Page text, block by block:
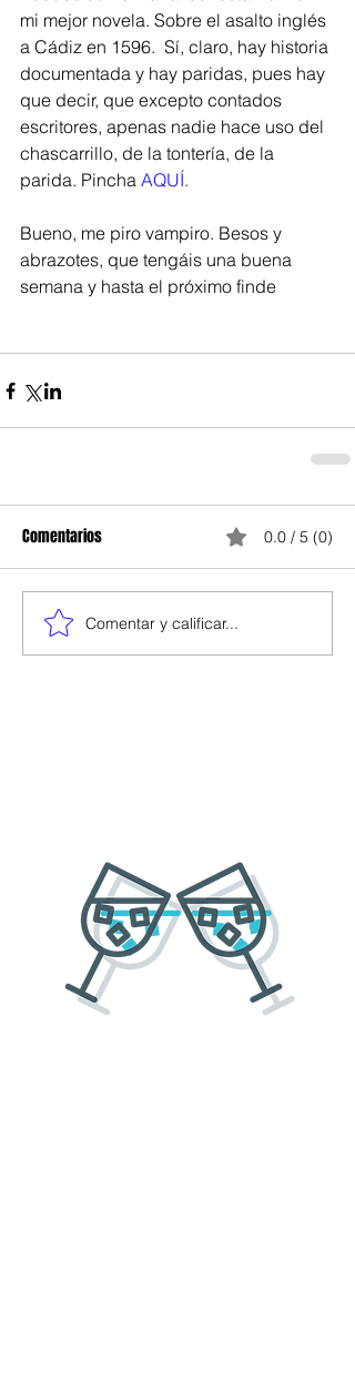
mi mejor novela. Sobre el asalto inglés
a Cádiz en 1596.  Sí, claro, hay historia
documentada y hay paridas, pues hay
que decir, que excepto contados
escritores, apenas nadie hace uso del
chascarrillo, de la tontería, de la
parida. Pincha AQUÍ.
Bueno, me piro vampiro. Besos y
abrazotes, que tengáis una buena
semana y hasta el próximo finde
Comentarios 0.0 / 5 (0)
Comentar y calificar...